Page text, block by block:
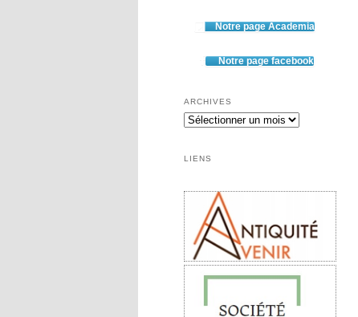
Notre page Academia
Notre page facebook
ARCHIVES
Archives
LIENS